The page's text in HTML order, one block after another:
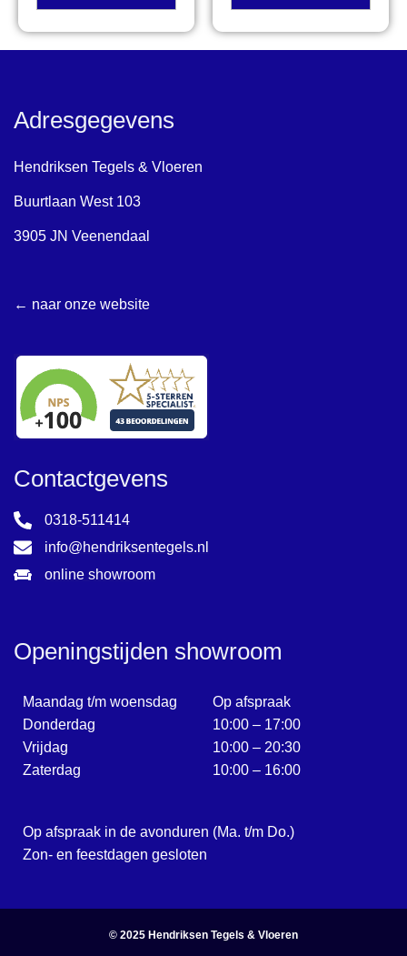
Adresgegevens
Hendriksen Tegels & Vloeren
Buurtlaan West 103
3905 JN Veenendaal
← naar onze website
Contactgevens
0318-511414
info@hendriksentegels.nl
online showroom
Openingstijden showroom
Maandag t/m woensdag
Donderdag
Vrijdag
Zaterdag
Op afspraak
10:00 – 17:00
10:00 – 20:30
10:00 – 16:00
Op afspraak in de avonduren (Ma. t/m Do.)
Zon- en feestdagen gesloten
© 2025 Hendriksen Tegels & Vloeren